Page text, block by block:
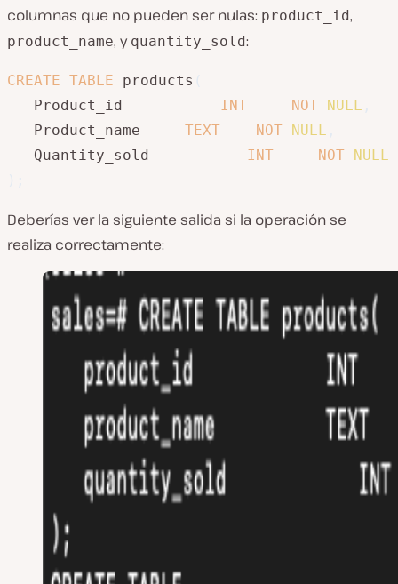
columnas que no pueden ser nulas: product_id,
product_name, y quantity_sold:
CREATE TABLE products
INT NOT NULL
TEXT NOT NULL
INT NOT NULL
Deberías ver la siguiente salida si la operación se
realiza correctamente: